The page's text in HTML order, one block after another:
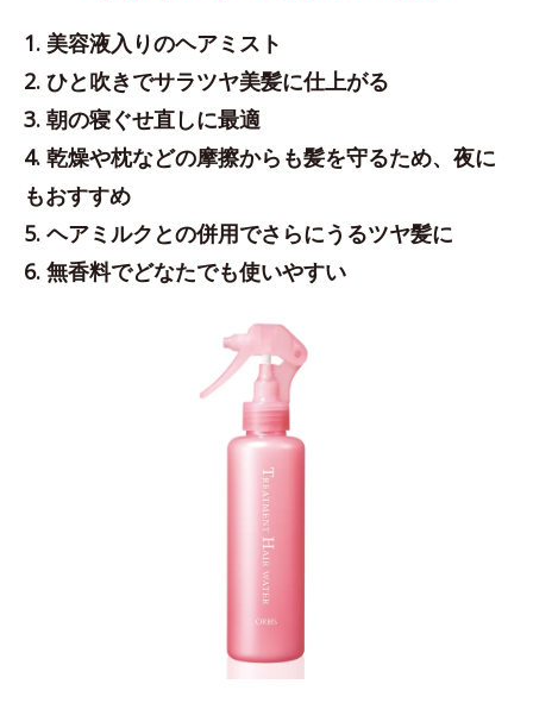
1. 美容液入りのヘアミスト
2. ひと吹きでサラツヤ美髪に仕上がる
3. 朝の寝ぐせ直しに最適
4. 乾燥や枕などの摩擦からも髪を守るため、夜に
もおすすめ
5. ヘアミルクとの併用でさらにうるツヤ髪に
6. 無香料でどなたでも使いやすい